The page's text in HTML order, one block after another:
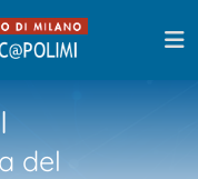
del